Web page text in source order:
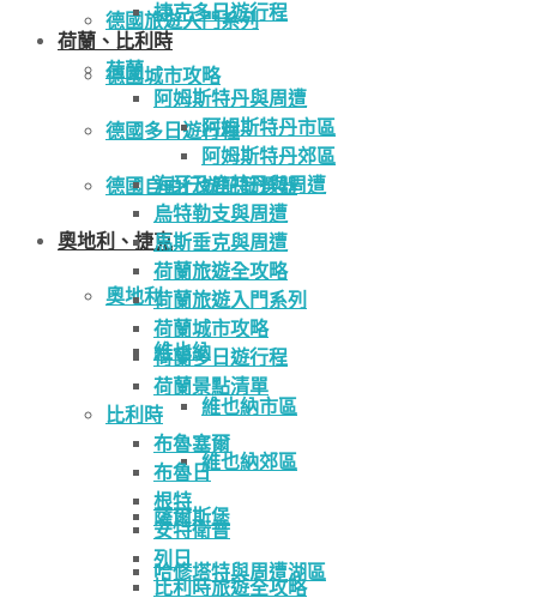
德國旅遊入門系列
德國城市攻略
德國多日遊行程
德國自由行遊記篩選器
奧地利、捷克
奧地利
維也納
維也納市區
維也納郊區
薩爾斯堡
哈修塔特與周遭湖區
捷克多日遊行程
荷蘭、比利時
荷蘭
阿姆斯特丹與周遭
阿姆斯特丹市區
阿姆斯特丹郊區
海牙及鹿特丹與周遭
烏特勒支與周遭
馬斯垂克與周遭
荷蘭旅遊全攻略
荷蘭旅遊入門系列
荷蘭城市攻略
荷蘭多日遊行程
荷蘭景點清單
比利時
布魯塞爾
布魯日
根特
安特衛普
列日
比利時旅遊全攻略